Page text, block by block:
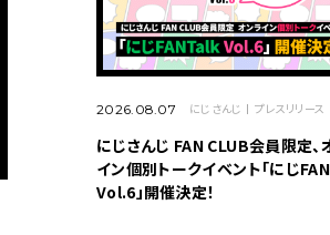
2026.08.07 にじさんじ プレスリリース
にじさんじ FAN CLUB会員限定、
イン個別トークイベント「にじ
Vol.6」開催決定！